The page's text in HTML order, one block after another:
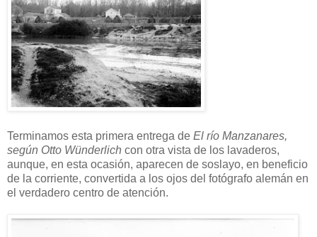
Terminamos esta primera entrega de El río Manzanares,
según Otto Wünderlich con otra vista de los lavaderos,
aunque, en esta ocasión, aparecen de soslayo, en beneficio
de la corriente, convertida a los ojos del fotógrafo alemán en
el verdadero centro de atención.